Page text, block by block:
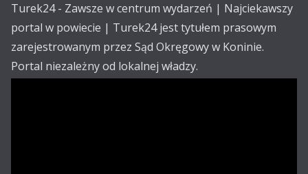
Turek24 - Zawsze w centrum wydarzeń | Najciekawszy
portal w powiecie | Turek24 jest tytułem prasowym
zarejestrowanym przez Sąd Okręgowy w Koninie.
Portal niezależny od lokalnej władzy.